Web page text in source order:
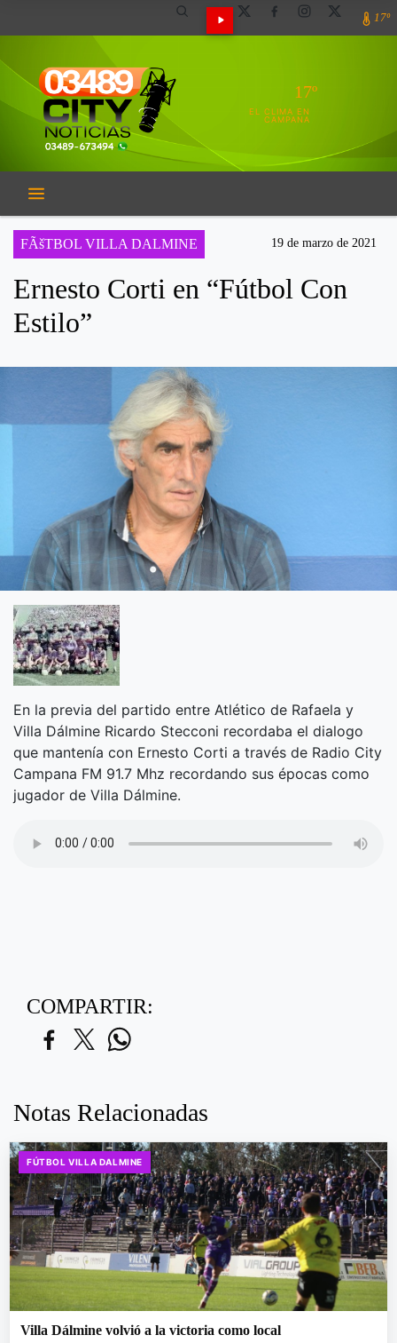
17º
17º
EL CLIMA EN
CAMPANA
FÃšTBOL VILLA DALMINE 19 de marzo de 2021
Ernesto Corti en “Fútbol Con
Estilo”
En la previa del partido entre Atlético de Rafaela y
Villa Dálmine Ricardo Stecconi recordaba el dialogo
que mantenía con Ernesto Corti a través de Radio City
Campana FM 91.7 Mhz recordando sus épocas como
jugador de Villa Dálmine.
COMPARTIR:
Notas Relacionadas
FÚTBOL VILLA DALMINE
Villa Dálmine volvió a la victoria como local